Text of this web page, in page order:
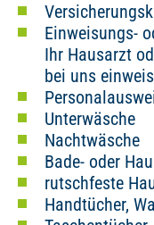
Einweisungs-
Ihr Hausarzt
bei uns
Unterwäsche
Nachtwäsche
Bade- oder
rutschfeste
Handtücher,